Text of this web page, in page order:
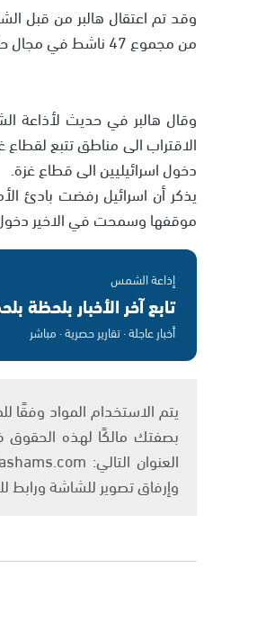
وقد تم اعتقال هالبر من قبل
من مجموع 47 ناشط في مجال حقوق الانسان من عدة دول اوروبية وغربية.
وقال هالبر في حديث لأذاعة
الاقتراب الى مناطق تتبع
دخول اسرائيليين الى قطاع غزة.
يذكر أن اسرائيل رفضت بادئ
موقفها وسمحت في الاخير دخول
إذاعة الشمس
تابع آخر الأخبار بلحظة
أخبار عاجلة · تقارير حصرية · مباشر
بصفتك مالكًا لهذه الحقوق
وإرفاق تصوير للشاشة